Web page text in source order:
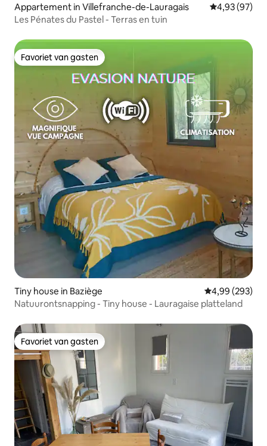
Appartement in Villefranche-de-Lauragais Gemiddelde
4,93 (97)
Les Pénates du Pastel - Terras en tuin
Favoriet van gasten
Favoriet van gasten
Tiny house in Baziège Gemiddelde
4,99 (293)
Natuurontsnapping - Tiny house - Lauragaise platteland
Favoriet van gasten
Favoriet van gasten